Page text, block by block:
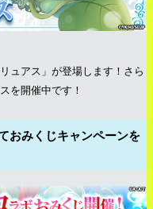
ュアス」が登場します！さら
を開催中です！
おみくじキャンペーンを